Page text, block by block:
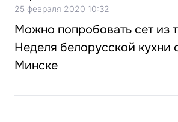
25 февраля 2020 10:32
Можно попробовать сет из
Неделя белорусской кухни
Минске